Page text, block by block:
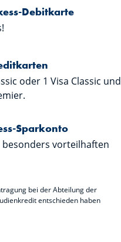
Debitkarte
oder 1 Visa Classic und
Sparkonto
besonders vorteilhaften
bei der Abteilung der
entschieden haben